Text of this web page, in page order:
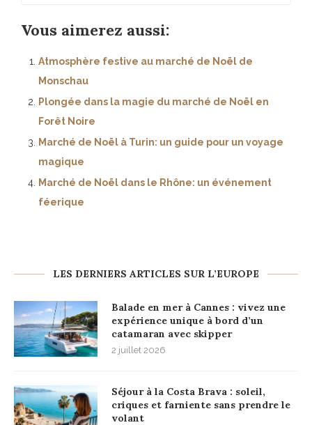
Vous aimerez aussi:
Atmosphère festive au marché de Noël de
Monschau
Plongée dans la magie du marché de Noël en
Forêt Noire
Marché de Noël à Turin: un guide pour un voyage
magique
Marché de Noël dans le Rhône: un événement
féerique
LES DERNIERS ARTICLES SUR L’EUROPE
Balade en mer à Cannes : vivez une
expérience unique à bord d’un
catamaran avec skipper
2 juillet 2026
Séjour à la Costa Brava : soleil,
criques et farniente sans prendre le
volant